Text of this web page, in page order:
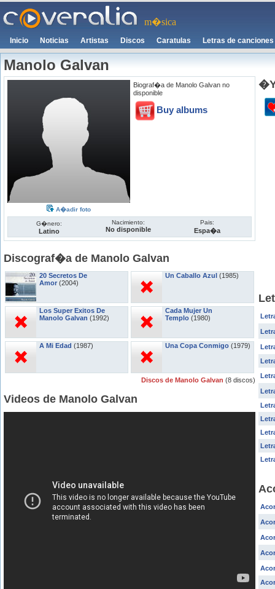
m�sica
Inicio Noticias Artistas Discos Caratulas Letras de canciones
Manolo Galvan
A�adir foto
Biograf�a de Manolo Galvan no
disponible
Buy albums
G�nero:
Latino
Nacimiento:
No disponible
Pais:
Espa�a
Discograf�a de Manolo Galvan
20 Secretos De
Amor (2004)
Los Super Exitos De
Manolo Galvan (1992)
A Mi Edad (1987)
Un Caballo Azul (1985)
Cada Mujer Un
Templo (1980)
Una Copa Conmigo (1979)
Discos de Manolo Galvan (8 discos)
Videos de Manolo Galvan